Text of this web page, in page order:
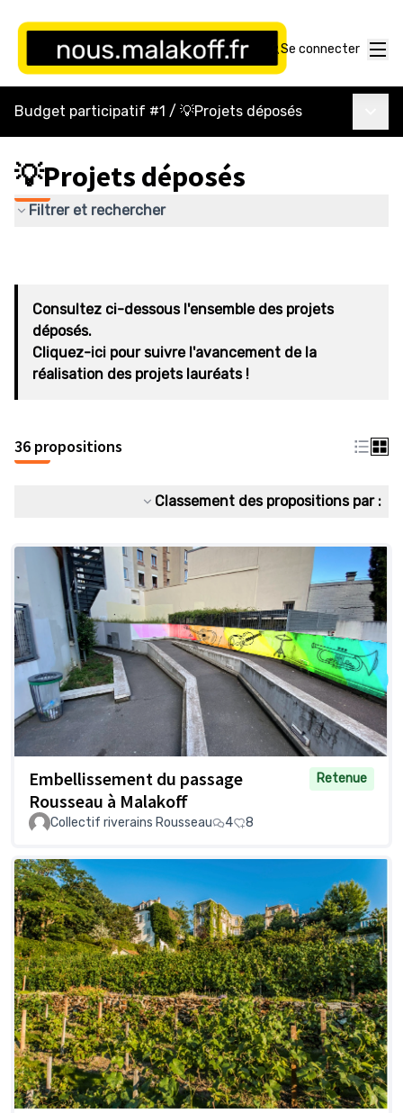
Se connecter
Budget participatif #1 / 💡Projets déposés
💡Projets déposés
Filtrer et rechercher
Consultez ci-dessous l'ensemble des projets
déposés.
Cliquez-ici pour suivre l'avancement de la
réalisation des projets lauréats !
36 propositions
Classement des propositions par :
Embellissement du passage
Rousseau à Malakoff
Retenue
Collectif riverains Rousseau 4 8